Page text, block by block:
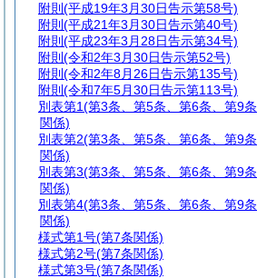
附則 (平成19年3月30日告示第58号)
附則 (平成21年3月30日告示第40号)
附則 (平成23年3月28日告示第34号)
附則 (令和2年3月30日告示第52号)
附則 (令和2年8月26日告示第135号)
附則 (令和7年5月30日告示第113号)
別表第1(第3条、第5条、第6条、第9条
関係)
別表第2(第3条、第5条、第6条、第9条
関係)
別表第3(第3条、第5条、第6条、第9条
関係)
別表第4(第3条、第5条、第6条、第9条
関係)
様式第1号(第7条関係)
様式第2号(第7条関係)
様式第3号(第7条関係)